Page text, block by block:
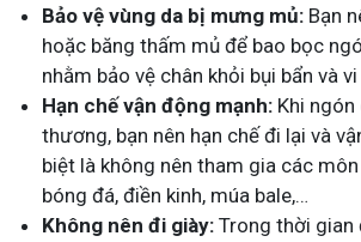
Bảo vệ vùng da bị mưng mủ: Bạn
hoặc băng thấm mủ để bao bọc
nhằm bảo vệ chân khỏi bụi bẩn và vi
Hạn chế vận động mạnh: Khi
thương, bạn nên hạn chế đi lại và
biệt là không nên tham gia các
bóng đá, điền kinh, múa bale,…
Không nên đi giày: Trong thời gian